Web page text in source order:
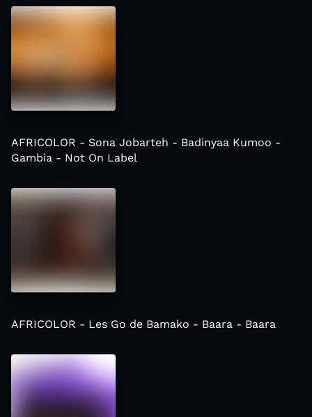
AFRICOLOR - Sona Jobarteh - Badinyaa Kumoo -
Gambia - Not On Label
AFRICOLOR - Les Go de Bamako - Baara - Baara